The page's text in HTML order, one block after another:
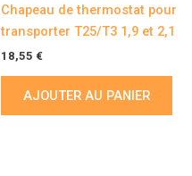
Chapeau de thermostat pour
transporter T25/T3 1,9 et 2,1
18,55 €
AJOUTER AU PANIER